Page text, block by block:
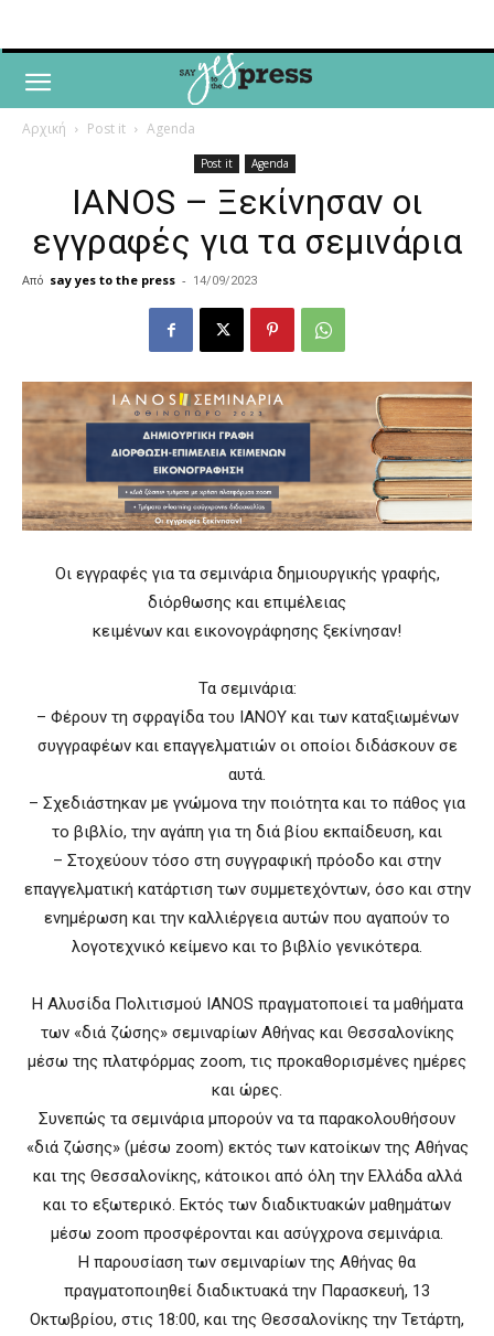
Αρχική Post it Agenda
Post it Agenda
IANOS – Ξεκίνησαν οι
εγγραφές για τα σεμινάρια
Από say yes to the press - 14/09/2023
Οι εγγραφές για τα σεμινάρια δημιουργικής γραφής,
διόρθωσης και επιμέλειας
κειμένων και εικονογράφησης ξεκίνησαν!
Τα σεμινάρια:
– Φέρουν τη σφραγίδα του ΙΑΝΟΥ και των καταξιωμένων
συγγραφέων και επαγγελματιών οι οποίοι διδάσκουν σε
αυτά.
– Σχεδιάστηκαν με γνώμονα την ποιότητα και το πάθος για
το βιβλίο, την αγάπη για τη διά βίου εκπαίδευση, και
– Στοχεύουν τόσο στη συγγραφική πρόοδο και στην
επαγγελματική κατάρτιση των συμμετεχόντων, όσο και στην
ενημέρωση και την καλλιέργεια αυτών που αγαπούν το
λογοτεχνικό κείμενο και το βιβλίο γενικότερα.
Η Αλυσίδα Πολιτισμού IANOS πραγματοποιεί τα μαθήματα
των «διά ζώσης» σεμιναρίων Αθήνας και Θεσσαλονίκης
μέσω της πλατφόρμας zoom, τις προκαθορισμένες ημέρες
και ώρες.
Συνεπώς τα σεμινάρια μπορούν να τα παρακολουθήσουν
«διά ζώσης» (μέσω zoom) εκτός των κατοίκων της Αθήνας
και της Θεσσαλονίκης, κάτοικοι από όλη την Ελλάδα αλλά
και το εξωτερικό. Εκτός των διαδικτυακών μαθημάτων
μέσω zoom προσφέρονται και ασύγχρονα σεμινάρια.
Η παρουσίαση των σεμιναρίων της Αθήνας θα
πραγματοποιηθεί διαδικτυακά την Παρασκευή, 13
Οκτωβρίου, στις 18:00, και της Θεσσαλονίκης την Τετάρτη,